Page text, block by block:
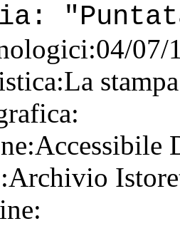
04/07/
La
Accessibile
Archivio